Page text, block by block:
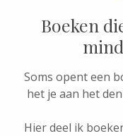
Boeken
Soms opent een
het je aan het
Hier deel ik